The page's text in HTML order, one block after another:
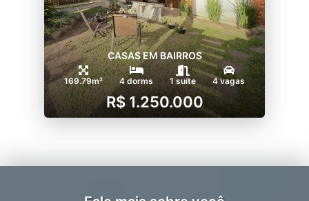
CASAS EM BAIRROS
169.79m² 4 dorms 1 suíte 4 vagas
R$ 1.250.000